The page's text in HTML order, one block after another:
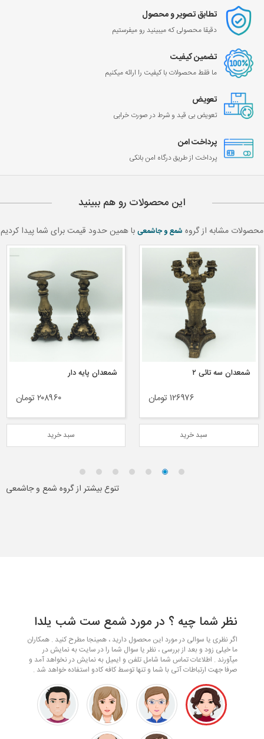
تطابق تصویر و محصول
دقیقا محصولی که میبینید رو میفرستیم
تضمین کیفیت
ما فقط محصولات با کیفیت را ارائه میکنیم
تعویض
تعویض بی قید و شرط در صورت خرابی
پرداخت امن
پرداخت از طریق درگاه امن بانکی
این محصولات رو هم ببینید
محصولات مشابه از گروه شمع و جاشمعی با همین حدود قیمت برای شما پیدا کردیم
شمعدان سه تائی ۲
۱۲۶۹۷۶ تومان
سبد خرید
شمعدان پایه دار
۲۰۸۹۶۰ تومان
سبد خرید
تنوع بیشتر از گروه شمع و جاشمعی
نظر شما چیه ؟ در مورد شمع ست شب یلدا
اگر نظری یا سوالی در مورد این محصول دارید ، همینجا مطرح کنید . همکاران
ما خیلی زود و بعد از بررسی ، نظر یا سوال شما را در سایت به نمایش در
میآورند . اطلاعات تماس شما شامل تلفن و ایمیل به نمایش در نخواهد آمد و
صرفا جهت ارتباطات آتی با شما و تنها توسط کافه کادو استفاده خواهد شد .